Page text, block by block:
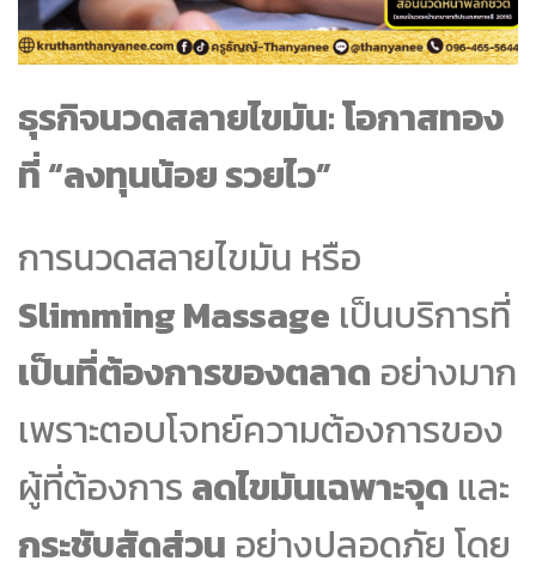
ธุรกิจนวดสลายไขมัน: โอกาสทอง
ที่ “ลงทุนน้อย รวยไว”
การนวดสลายไขมัน หรือ
Slimming Massage เป็นบริการที่
เป็นที่ต้องการของตลาด อย่างมาก
เพราะตอบโจทย์ความต้องการของ
ผู้ที่ต้องการ ลดไขมันเฉพาะจุด และ
กระชับสัดส่วน อย่างปลอดภัย โดย